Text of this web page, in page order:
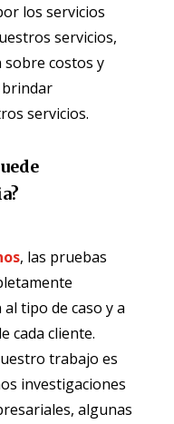
los servicios
servicios,
costos y
servicios.
, las pruebas
tipo de caso y a
cada cliente.
trabajo es
investigaciones
algunas